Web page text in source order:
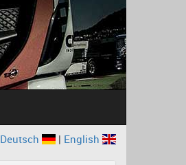
Deutsch | English